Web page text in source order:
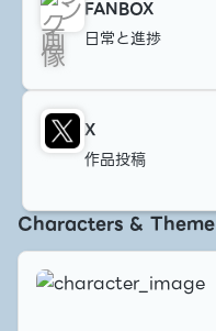
FANBOX
日常と進捗
X
作品投稿
Characters & Theme